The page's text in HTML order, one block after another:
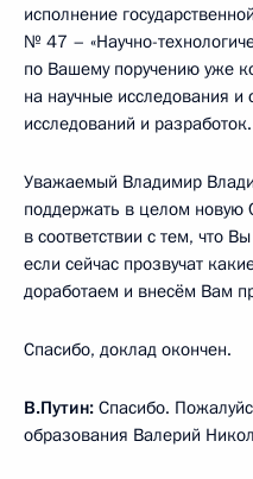
исполнение
№ 47 – «Научно-
по Вашему поручению уже
на научные исследования
исследований и разработок.
Уважаемый Владимир
поддержать в целом новую
в соответствии с тем, что
если сейчас прозвучат
доработаем и внесём Вам
Спасибо, доклад окончен.
В.Путин: Спасибо.
образования Валерий